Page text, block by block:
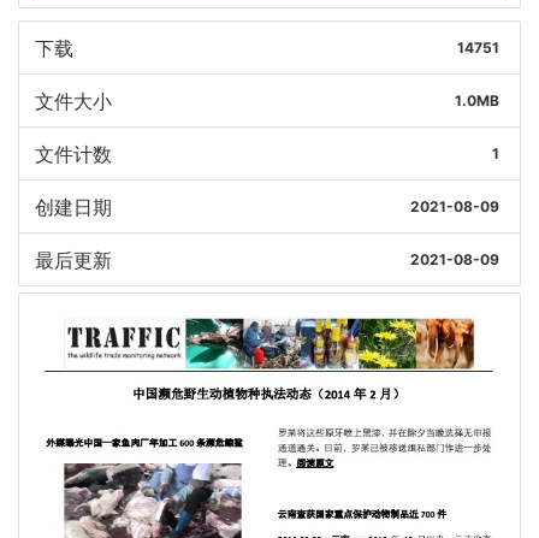
下载 14751
文件大小 1.0MB
文件计数 1
创建日期 2021-08-09
最后更新 2021-08-09